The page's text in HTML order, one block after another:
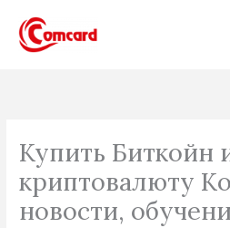
content
Купить Биткойн
криптовалюту
новости,